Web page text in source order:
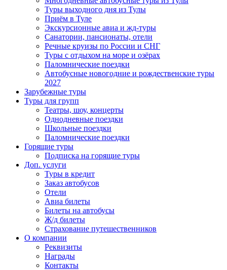
Туры выходного дня из Тулы
Приём в Туле
Экскурсионные авиа и жд-туры
Санатории, пансионаты, отели
Речные круизы по России и СНГ
Туры с отдыхом на море и озёрах
Паломнические поездки
Автобусные новогодние и рождественские туры
2027
Зарубежные туры
Туры для групп
Театры, шоу, концерты
Однодневные поездки
Школьные поездки
Паломнические поездки
Горящие туры
Подписка на горящие туры
Доп. услуги
Туры в кредит
Заказ автобусов
Отели
Авиа билеты
Билеты на автобусы
Ж/д билеты
Страхование путешественников
О компании
Реквизиты
Награды
Контакты